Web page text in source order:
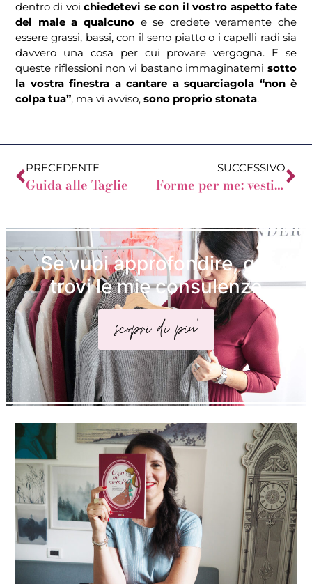
dentro di voichiedetevi se con il vostro aspetto fate
del male a qualcunoe se credete veramente che
essere grassi, bassi, con il seno piatto o i capelli radi sia
davvero una cosa per cui provare vergogna. E se
queste riflessioni non vi bastano immaginatemi sotto
la vostra finestra a cantare a squarciagola “non è
colpa tua”, ma vi avviso, sono proprio stonata.
PRECEDENTE
Guida alle Taglie
SUCCESSIVO
Forme per me: vesti la tua forma del corpo
Se vuoi approfondire, qui
trovi le mie consulenze
scopri di piu'